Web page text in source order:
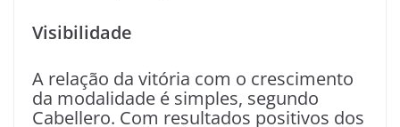
Visibilidade
A relação da vitória com o crescimento
da modalidade é simples, segundo
Cabellero. Com resultados positivos dos